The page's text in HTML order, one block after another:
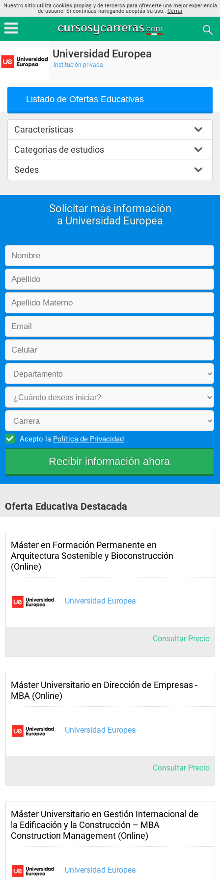
Nuestro sitio utiliza cookies propias y de terceros para ofrecerte una mejor experiencia
de usuario. Si continúas navegando aceptás su uso.. Cerrar
Universidad Europea
Institución privada
Listado de Ofertas Educativas
Características
Categorias de estudios
Sedes
Solicitar más información
a Universidad Europea
Acepto la Política de Privacidad
Oferta Educativa Destacada
Máster en Formación Permanente en
Arquitectura Sostenible y Bioconstrucción
(Online)
Universidad Europea
Consultar Precio
Máster Universitario en Dirección de Empresas -
MBA (Online)
Universidad Europea
Consultar Precio
Máster Universitario en Gestión Internacional de
la Edificación y la Construcción – MBA
Construction Management (Online)
Universidad Europea